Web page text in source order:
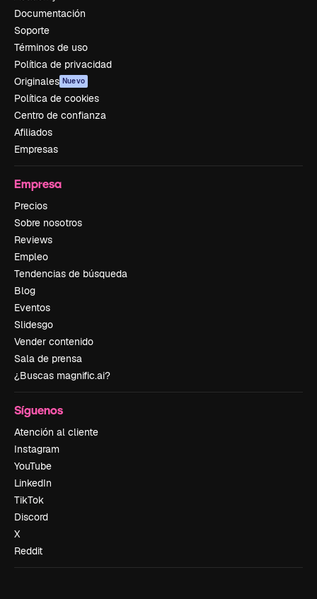
Documentación
Soporte
Términos de uso
Política de privacidad
Originales Nuevo
Política de cookies
Centro de confianza
Afiliados
Empresas
Empresa
Precios
Sobre nosotros
Reviews
Empleo
Tendencias de búsqueda
Blog
Eventos
Slidesgo
Vender contenido
Sala de prensa
¿Buscas magnific.ai?
Síguenos
Atención al cliente
Instagram
YouTube
LinkedIn
TikTok
Discord
X
Reddit